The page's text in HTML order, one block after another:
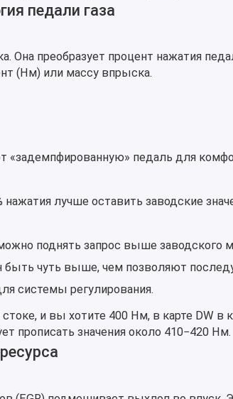
педали газа
Она преобразует процент нажатия
(Нм) или массу впрыска.
педаль для
нажатия лучше оставить заводские
поднять запрос выше заводского
быть чуть выше, чем позволяют
системы регулирования.
и вы хотите 400 Нм, в карте DW в
прописать значения около 410−420 Нм.